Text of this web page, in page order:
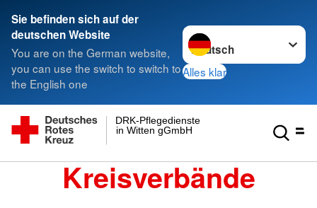
Sie befinden sich auf der
deutschen Website
You are on the German website,
you can use the switch to switch to
the English one
Sprache wechseln zu
Alles klar
in Witten gGmbH
DRK-Pflegedienste
Kreisverbände